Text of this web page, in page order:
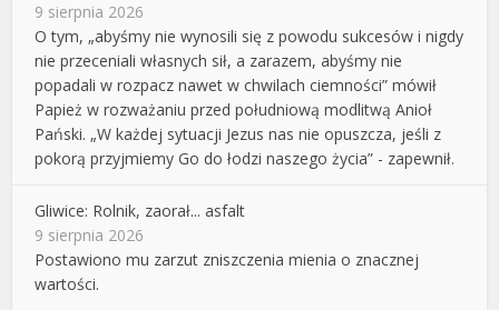
9 sierpnia 2026
O tym, „abyśmy nie wynosili się z powodu sukcesów i nigdy
nie przeceniali własnych sił, a zarazem, abyśmy nie
popadali w rozpacz nawet w chwilach ciemności” mówił
Papież w rozważaniu przed południową modlitwą Anioł
Pański. „W każdej sytuacji Jezus nas nie opuszcza, jeśli z
pokorą przyjmiemy Go do łodzi naszego życia” - zapewnił.
Gliwice: Rolnik, zaorał... asfalt
9 sierpnia 2026
Postawiono mu zarzut zniszczenia mienia o znacznej
wartości.